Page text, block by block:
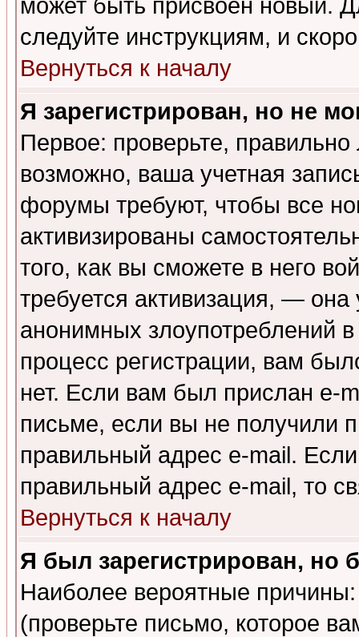
может быть присвоен новый.
следуйте инструкциям, и
Вернуться к началу
Я зарегистрирован, но не
Первое: проверьте,
возможно, ваша учетная
форумы требуют, чтобы все
активизированы
того, как вы сможете в него
требуется активизация, —
анонимных злоупотреблений
процесс регистрации, вам
нет. Если вам был прислан e-
письме, если вы не получили
правильный адрес e-mail.
правильный адрес e-mail, то
Вернуться к началу
Я был зарегистрирован, но
Наиболее вероятные
(проверьте письмо, которое